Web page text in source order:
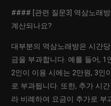
#### [관련 질문3] 역삼노래
계산되나요?
대부분의 역삼노래방은 시간
금을 부과합니다. 예를 들어, 1
2인이 이용 시에는 2만원, 3인
로 부과됩니다. 또한, 추가 시
라 비례하여 요금이 추가로 부